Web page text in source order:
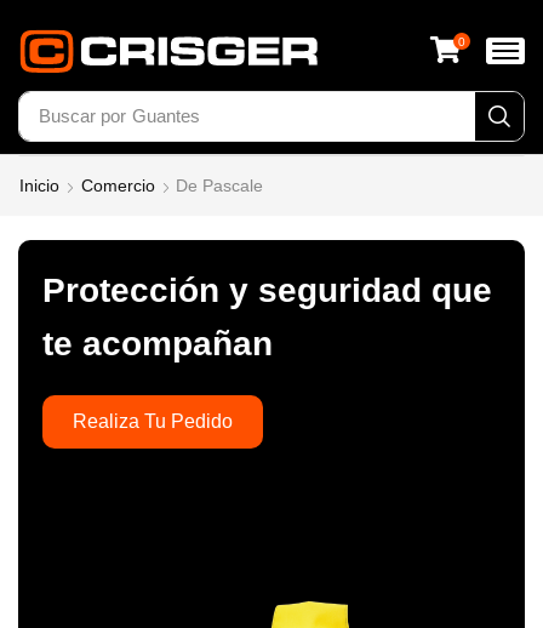
Buscar por Calzado
0
Inicio Comercio De Pascale
Protección y seguridad que
te acompañan
Realiza Tu Pedido